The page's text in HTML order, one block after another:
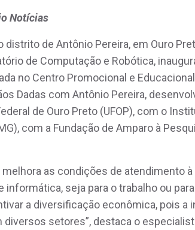
Notícias
distrito de Antônio Pereira, em Ouro
de Computação e Robótica,
no Centro Promocional e
Dadas com Antônio Pereira,
de Ouro Preto (UFOP), com o
com a Fundação de Amparo à
melhora as condições de atendimento
informática, seja para o trabalho ou
a diversificação econômica, pois a
diversos setores”, destaca o